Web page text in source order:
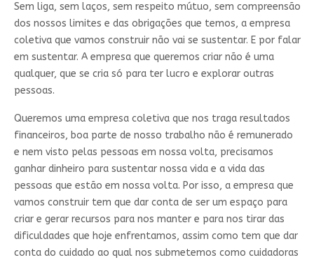
Sem liga, sem laços, sem respeito mútuo, sem compreensão
dos nossos limites e das obrigações que temos, a empresa
coletiva que vamos construir não vai se sustentar. E por falar
em sustentar. A empresa que queremos criar não é uma
qualquer, que se cria só para ter lucro e explorar outras
pessoas.
Queremos uma empresa coletiva que nos traga resultados
financeiros, boa parte de nosso trabalho não é remunerado
e nem visto pelas pessoas em nossa volta, precisamos
ganhar dinheiro para sustentar nossa vida e a vida das
pessoas que estão em nossa volta. Por isso, a empresa que
vamos construir tem que dar conta de ser um espaço para
criar e gerar recursos para nos manter e para nos tirar das
dificuldades que hoje enfrentamos, assim como tem que dar
conta do cuidado ao qual nos submetemos como cuidadoras